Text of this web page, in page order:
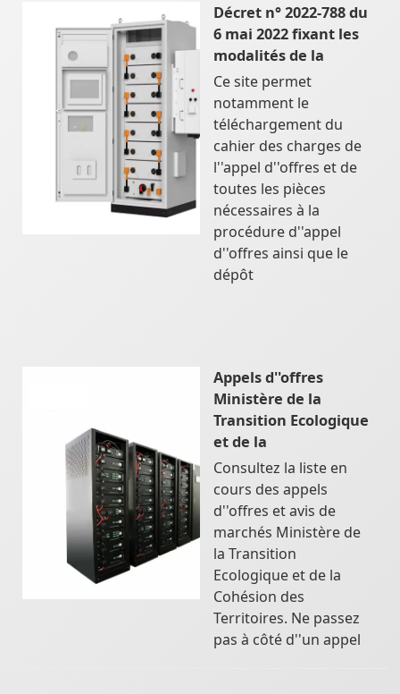
Décret n° 2022-788 du
6 mai 2022 fixant les
modalités de la
Ce site permet
notamment le
téléchargement du
cahier des charges de
l''appel d''offres et de
toutes les pièces
nécessaires à la
procédure d''appel
d''offres ainsi que le
dépôt
Appels d''offres
Ministère de la
Transition Ecologique
et de la
Consultez la liste en
cours des appels
d''offres et avis de
marchés Ministère de
la Transition
Ecologique et de la
Cohésion des
Territoires. Ne passez
pas à côté d''un appel